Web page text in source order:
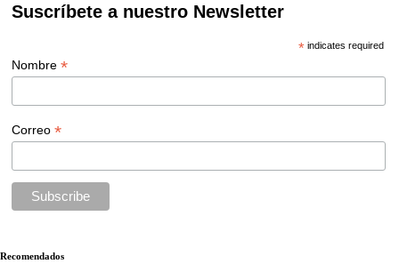
Suscríbete a nuestro Newsletter
*indicates required
Nombre*
Correo*
Recomendados